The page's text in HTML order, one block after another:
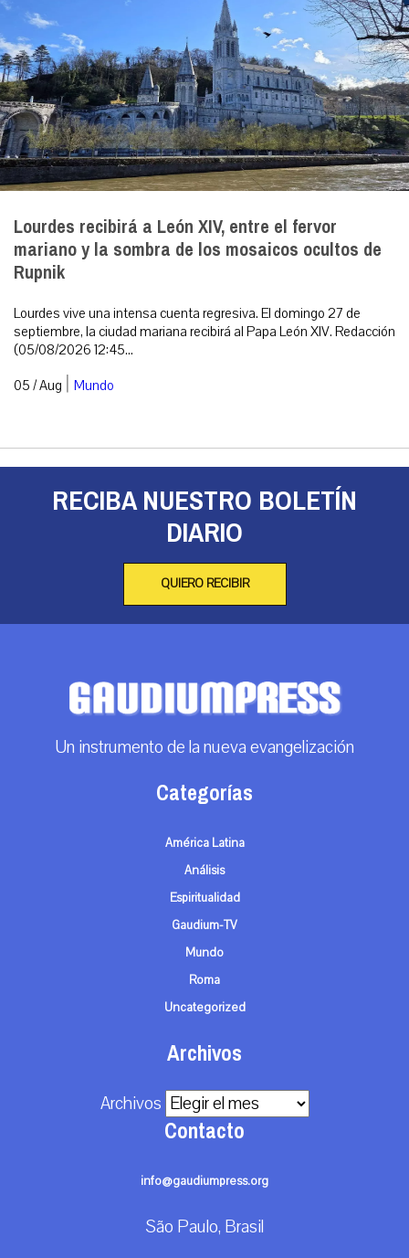
Lourdes recibirá a León XIV, entre el fervor
mariano y la sombra de los mosaicos ocultos de
Rupnik
Lourdes vive una intensa cuenta regresiva. El domingo 27 de
septiembre, la ciudad mariana recibirá al Papa León XIV. Redacción
(05/08/2026 12:45...
05 / Aug | Mundo
RECIBA NUESTRO BOLETÍN
DIARIO
QUIERO RECIBIR
Un instrumento de la nueva evangelización
Categorías
América Latina
Análisis
Espiritualidad
Gaudium-TV
Mundo
Roma
Uncategorized
Archivos
Archivos
Contacto
info@gaudiumpress.org
São Paulo, Brasil